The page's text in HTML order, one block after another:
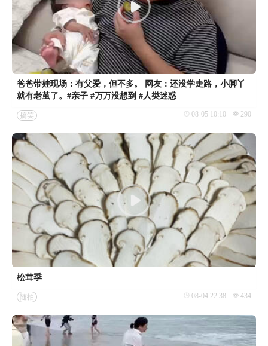
爸爸带娃现场：有父爱，但不多。 网友：还没学走路，小脚丫
就有老茧了。#亲子 #万万没想到 #人类迷惑
搞笑 08-05 10:10 290
松茸季
随拍 08-04 22:38 434